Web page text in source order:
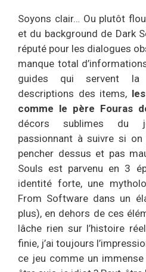
Soyons clair… Ou plutôt
et du background de Dark
réputé pour les dialogues
manque total
guides qui servent
descriptions des items,
comme le père Fouras
décors sublimes du
passionnant à suivre si
pencher dessus et pas
Souls est parvenu en 3
identité forte, une
From Software dans un
plus), en dehors de ces
lâche rien sur l’histoire
finie, j’ai toujours
ce jeu comme un